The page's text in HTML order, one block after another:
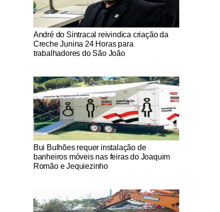
Notícias Católicas
André do Sintracal reivindica criação da
Creche Junina 24 Horas para
trabalhadores do São João
Notícias Católicas
Bui Bulhões requer instalação de
banheiros móveis nas feiras do Joaquim
Romão e Jequiezinho